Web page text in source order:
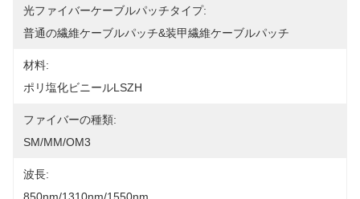
光ファイバーケーブルパッチタイプ:
普通の繊維ケーブルパッチ&装甲繊維ケーブルパッチ
材料:
ポリ塩化ビニールLSZH
ファイバーの種類:
SM/MM/OM3
波長: